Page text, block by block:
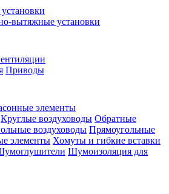
вытяжные установки
Приводы
элементы
Круглые воздуховоды Обратные
воздуховоды Прямоугольные
элементы Хомуты и гибкие вставки
Шумоизоляция для